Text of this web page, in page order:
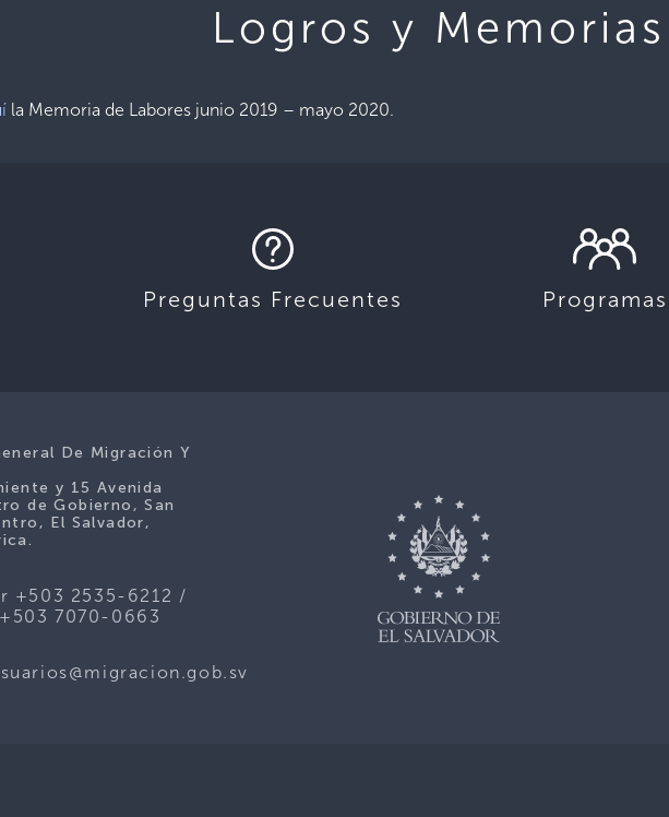
Logros y Memorias
la Memoria de Labores junio 2019 – mayo 2020.
Preguntas Frecuentes Programas
De Migración Y
y 15 Avenida
de Gobierno, San
El Salvador,
+503 2535-6212 /
7070-0663